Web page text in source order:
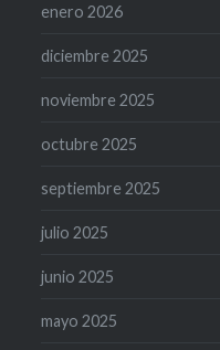
enero 2026
diciembre 2025
noviembre 2025
octubre 2025
septiembre 2025
julio 2025
junio 2025
mayo 2025